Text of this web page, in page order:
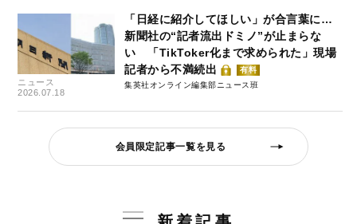
ニュース
2026.07.18
「日経に紹介してほしい」が合言葉に…
新聞社の“記者流出ドミノ”が止まらな
い 「TikToker化まで求められた」現場
記者から不満続出
有料
集英社オンライン編集部ニュース班
会員限定記事一覧を見る